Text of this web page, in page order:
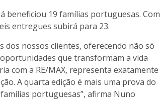
beneficiou 19 famílias portuguesas. Com
entregues subirá para 23.
dos nossos clientes, oferecendo não só
que transformam a vida
com a RE/MAX, representa exatamente
A quarta edição é mais uma prova do
portuguesas”, afirma Nuno